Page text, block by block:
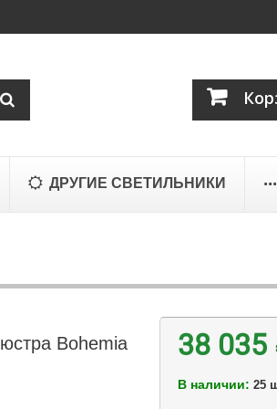
ДРУГИЕ СВЕТИЛЬНИКИ ...
Bohemia
38 035
В наличии: 25